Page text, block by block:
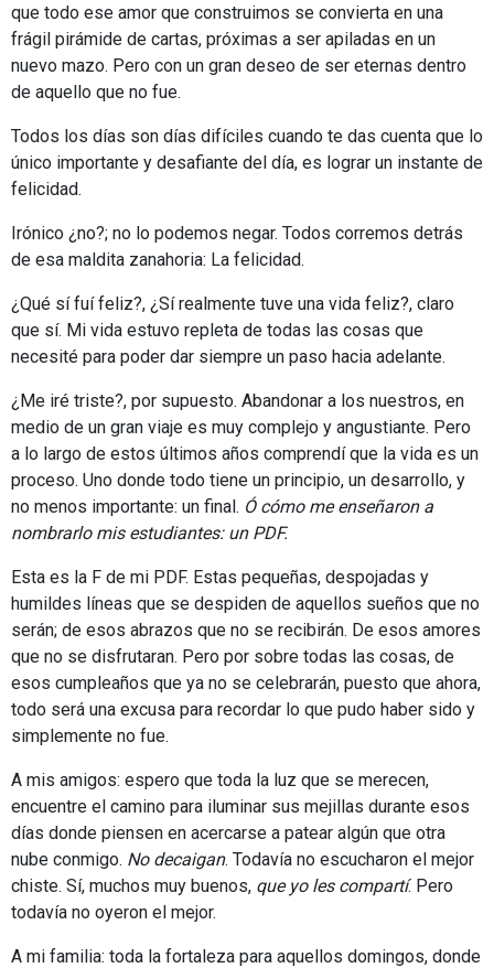
que todo ese amor que construimos se convierta en una
frágil pirámide de cartas, próximas a ser apiladas en un
nuevo mazo. Pero con un gran deseo de ser eternas dentro
de aquello que no fue.
Todos los días son días difíciles cuando te das cuenta que lo
único importante y desafiante del día, es lograr un instante de
felicidad.
Irónico ¿no?; no lo podemos negar. Todos corremos detrás
de esa maldita zanahoria: La felicidad.
¿Qué sí fuí feliz?, ¿Sí realmente tuve una vida feliz?, claro
que sí. Mi vida estuvo repleta de todas las cosas que
necesité para poder dar siempre un paso hacia adelante.
¿Me iré triste?, por supuesto. Abandonar a los nuestros, en
medio de un gran viaje es muy complejo y angustiante. Pero
a lo largo de estos últimos años comprendí que la vida es un
proceso. Uno donde todo tiene un principio, un desarrollo, y
no menos importante: un final. Ó cómo me enseñaron a
nombrarlo mis estudiantes: un PDF.
Esta es la F de mi PDF. Estas pequeñas, despojadas y
humildes líneas que se despiden de aquellos sueños que no
serán; de esos abrazos que no se recibirán. De esos amores
que no se disfrutaran. Pero por sobre todas las cosas, de
esos cumpleaños que ya no se celebrarán, puesto que ahora,
todo será una excusa para recordar lo que pudo haber sido y
simplemente no fue.
A mis amigos: espero que toda la luz que se merecen,
encuentre el camino para iluminar sus mejillas durante esos
días donde piensen en acercarse a patear algún que otra
nube conmigo. No decaigan. Todavía no escucharon el mejor
chiste. Sí, muchos muy buenos, que yo les compartí. Pero
todavía no oyeron el mejor.
A mi familia: toda la fortaleza para aquellos domingos, donde